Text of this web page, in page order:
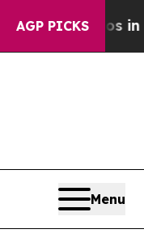
AGP PICKS
Chaos in
Menu